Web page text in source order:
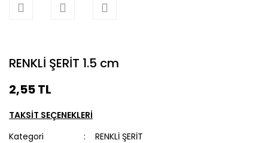
RENKLİ ŞERİT 1.5 cm
2,55 TL
TAKSİT SEÇENEKLERİ
Kategori
RENKLİ ŞERİT